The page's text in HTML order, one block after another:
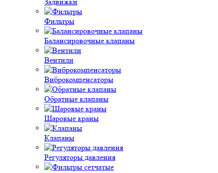
Фильтры
Балансировочные клапаны
Вентили
Виброкомпенсаторы
Обратные клапаны
Шаровые краны
Клапаны
Регуляторы давления